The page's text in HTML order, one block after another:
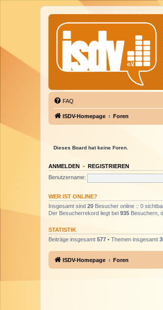
FAQ
ISDV-Homepage Foren
Dieses Board hat keine Foren.
ANMELDEN • REGISTRIEREN
Benutzername:
WER IST ONLINE?
Insgesamt sind 20 Besucher online :: 0
Der Besucherrekord liegt bei 935 Besuchern,
STATISTIK
Beiträge insgesamt 577 • Themen insgesamt
ISDV-Homepage Foren